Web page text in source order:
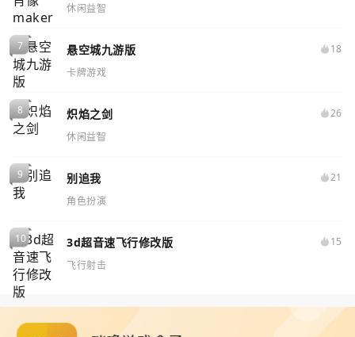
休闲益智
悬空城九游版
18
卡牌游戏
炽焰之剑
26
休闲益智
别追我
21
角色扮演
3d超音速飞行修改版
15
飞行射击